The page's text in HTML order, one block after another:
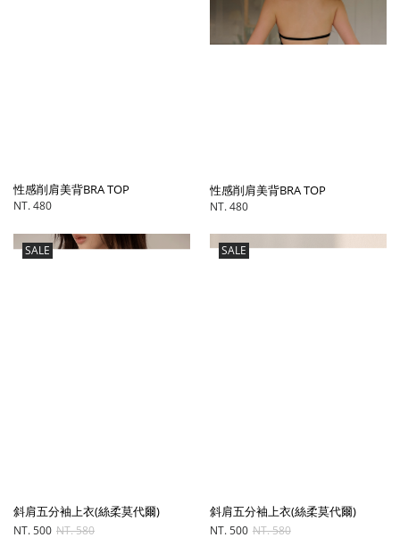
性感削肩美背BRA TOP
NT. 480
性感削肩美背BRA TOP
NT. 480
SALE
斜肩五分袖上衣(絲柔莫代爾)
NT. 500 NT. 580
SALE
斜肩五分袖上衣(絲柔莫代爾)
NT. 500 NT. 580